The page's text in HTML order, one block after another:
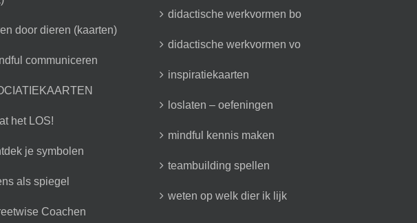
door dieren (kaarten)
communiceren
het LOS!
je symbolen
als spiegel
Coachen
didactische werkvormen bo
didactische werkvormen vo
inspiratiekaarten
loslaten – oefeningen
mindful kennis maken
teambuilding spellen
weten op welk dier ik lijk